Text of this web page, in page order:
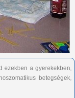
ezekben a gyerekekben,
betegségek,